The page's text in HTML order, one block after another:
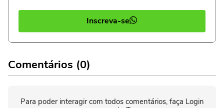
Inscreva-se
Comentários (0)
Para poder interagir com todos comentários, faça Login